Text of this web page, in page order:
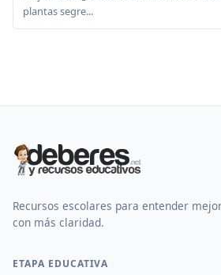
plantas segre...
Recursos escolares para entender
con más claridad.
ETAPA EDUCATIVA